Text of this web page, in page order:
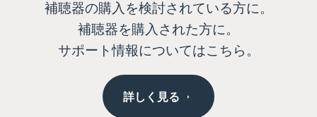
補聴器の購入を検討されている方に。
補聴器を購入された方に。
サポート情報についてはこちら。
詳しく見る